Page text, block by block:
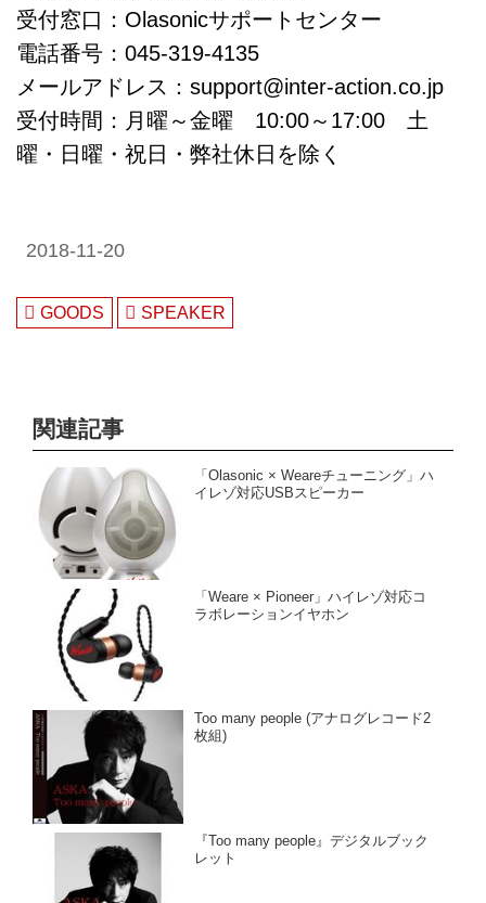
受付窓口：Olasonicサポートセンター
電話番号：045-319-4135
メールアドレス：support@inter-action.co.jp
受付時間：月曜～金曜 10:00～17:00 土
曜・日曜・祝日・弊社休日を除く
2018-11-20
GOODS SPEAKER
関連記事
「Olasonic × Weareチューニング」ハ
イレゾ対応USBスピーカー
「Weare × Pioneer」ハイレゾ対応コ
ラボレーションイヤホン
Too many people (アナログレコード2
枚組)
『Too many people』デジタルブック
レット